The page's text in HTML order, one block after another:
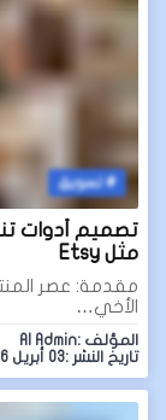
تسويق
تصميم أدوات
مثل Etsy
مقدمة: عصر
الأخي…
المؤلف :AI Admin
تاريخ النشر :03 أبريل 2026